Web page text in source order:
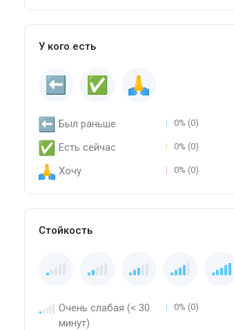
У кого есть
Был раньше 0% (0)
Есть сейчас 0% (0)
Хочу 0% (0)
Стойкость
Очень слабая (< 30
минут)
0% (0)